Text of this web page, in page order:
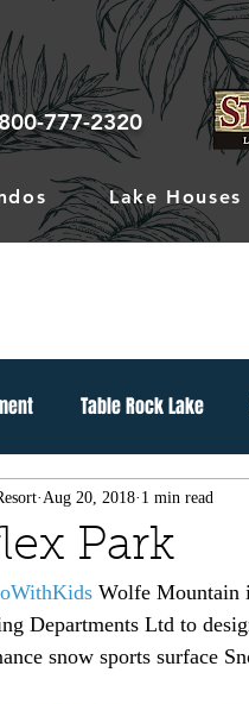
777-2320
Lake Houses
Table Rock Lake
Park
Aug 20, 2018 1 min read
Wolfe Mountain
Departments Ltd to
snow sports surface